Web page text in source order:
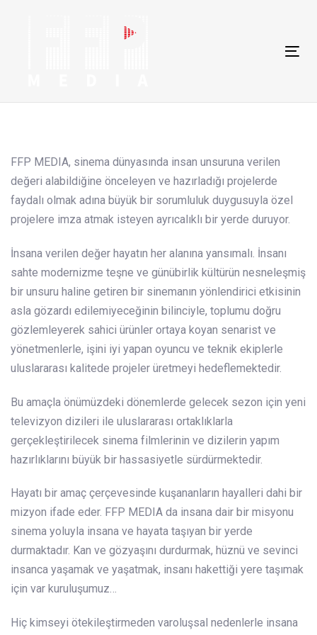
to
FFP MEDIA, sinema dünyasında insan unsuruna verilen
değeri alabildiğine önceleyen ve hazırladığı projelerde
faydalı olmak adına büyük bir sorumluluk duygusuyla özel
projelere imza atmak isteyen ayrıcalıklı bir yerde duruyor.
İnsana verilen değer hayatın her alanına yansımalı. İnsanı
sahte modernizme teşne ve günübirlik kültürün nesneleşmiş
bir unsuru haline getiren bir sinemanın yönlendirici etkisinin
asla gözardı edilemiyeceğinin bilinciyle, toplumu doğru
gözlemleyerek sahici ürünler ortaya koyan senarist ve
yönetmenlerle, işini iyi yapan oyuncu ve teknik ekiplerle
uluslararası kalitede projeler üretmeyi hedeflemektedir.
Bu amaçla önümüzdeki dönemlerde gelecek sezon için yeni
televizyon dizileri ile uluslararası ortaklıklarla
gerçekleştirilecek sinema filmlerinin ve dizilerin yapım
hazırlıklarını büyük bir hassasiyetle sürdürmektedir.
Hayatı bir amaç çerçevesinde kuşananların hayalleri dahi bir
mizyon ifade eder. FFP MEDIA da insana dair bir misyonu
sinema yoluyla insana ve hayata taşıyan bir yerde
durmaktadır. Kan ve gözyaşını durdurmak, hüznü ve sevinci
insanca yaşamak ve yaşatmak, insanı hakettiği yere taşımak
için var kuruluşumuz…
Hiç kimseyi ötekileştirmeden varoluşsal nedenlerle insana